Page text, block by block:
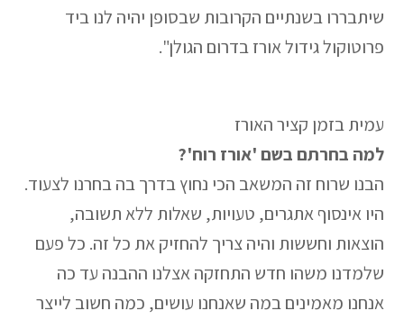
שיתבררו בשנתיים הקרובות שבסופן יהיה לנו ביד
פרוטוקול גידול אורז בדרום הגולן".
עמית בזמן קציר האורז
למה בחרתם בשם 'אורז רוח'?
הבנו שרוח זה המשאב הכי נחוץ בדרך בה בחרנו לצעוד.
היו אינסוף אתגרים, טעויות, שאלות ללא תשובה,
הוצאות וחששות והיה צריך להחזיק את כל זה. כל פעם
שלמדנו משהו חדש התחזקה אצלנו ההבנה עד כה
אנחנו מאמינים במה שאנחנו עושים, כמה חשוב לייצר